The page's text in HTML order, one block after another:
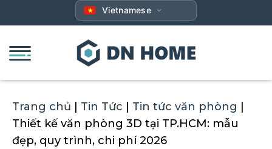
qua
dung
Vietnamese
Trang chủ Tin Tức Tin tức văn phòng
Thiết kế văn phòng 3D tại TP.HCM: mẫu
đẹp, quy trình, chi phí 2026